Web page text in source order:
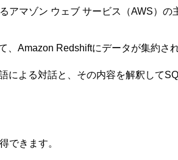
マゾン ウェブ サービス（AWS）の
、Amazon Redshiftにデータが集約さ
による対話と、その内容を解釈して
できます。